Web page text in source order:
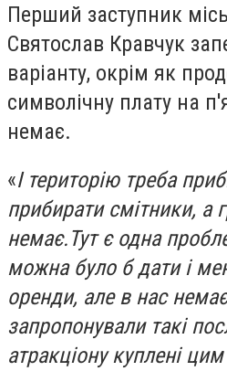
Перший заступник
Святослав Кравчук
варіанту, окрім як
символічну плату на
немає.
«І територію треба
прибирати смітники, а
немає.Тут є одна
можна було б дати і
оренди, але в нас
запропонували такі
атракціону куплені